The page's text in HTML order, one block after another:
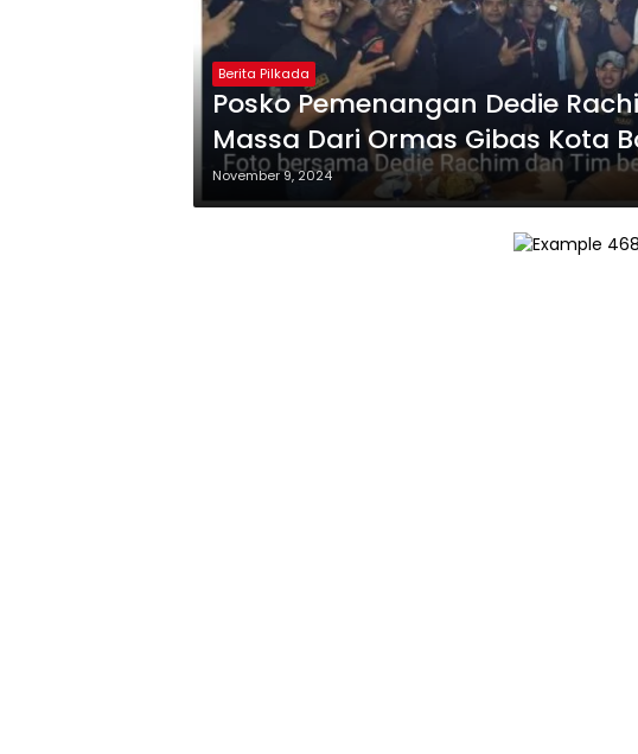
Berita Pilkada
Posko Pemenangan Dedie
Massa Dari Ormas Gibas Kota
November 9, 2024